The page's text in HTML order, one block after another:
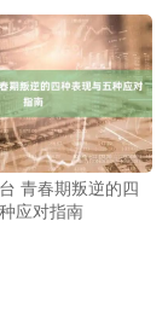
青春期叛逆的四
应对指南